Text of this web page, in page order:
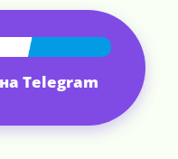
Telegram